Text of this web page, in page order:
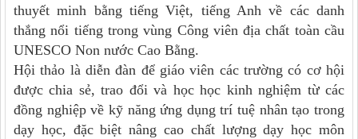
thuyết minh bằng tiếng Việt, tiếng Anh về các danh
thắng nổi tiếng trong vùng Công viên địa chất toàn cầu
UNESCO Non nước Cao Bằng.
Hội thảo là diễn đàn để giáo viên các trường có cơ hội
được chia sẻ, trao đổi và học học kinh nghiệm từ các
đồng nghiệp về kỹ năng ứng dụng trí tuệ nhân tạo trong
dạy học, đặc biệt nâng cao chất lượng dạy học môn